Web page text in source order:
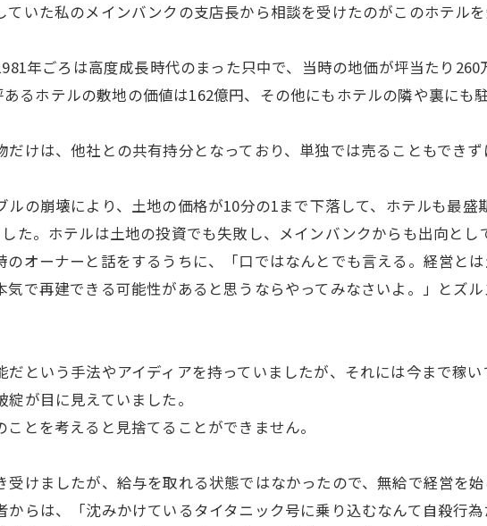
ていた私のメインバンクの支店長から相談を受けたのがこのホテルを
年ごろは高度成長時代のまった只中で、当時の地価が坪当たり
るホテルの敷地の価値は162億円、その他にもホテルの隣や裏に
けは、他社との共有持分となっており、単独では売ることもできず
ルの崩壊により、土地の価格が10分の1まで下落して、ホテルも最
た。ホテルは土地の投資でも失敗し、メインバンクからも出向と
のオーナーと話をするうちに、「口ではなんとでも言える。経営と
気で再建できる可能性があると思うならやってみなさいよ。」とズ
という手法やアイディアを持っていましたが、それには今まで稼
が目に見えていました。
とを考えると見捨てることができません。
けましたが、給与を取れる状態ではなかったので、無給で経営を始
からは、「沈みかけているタイタニック号に乗り込むなんて自殺行